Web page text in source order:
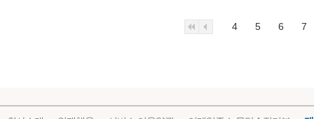
4 5 6 7